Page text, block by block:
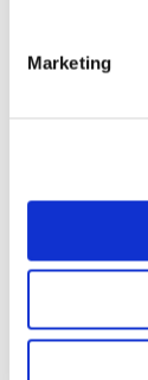
Marketing
SÄLJARE